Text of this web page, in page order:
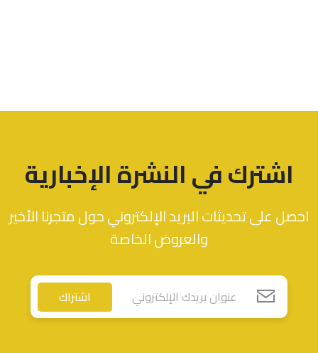
اشترك في النشرة الإخبارية
احصل على تحديثات البريد الإلكتروني حول متجرنا الأخير
والعروض الخاصة
اشتراك